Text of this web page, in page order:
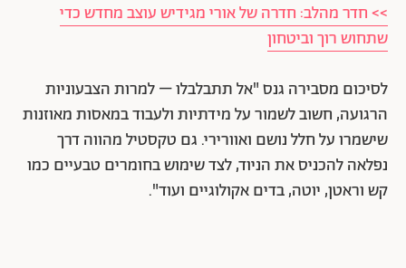
>> חדר מהלב: חדרה של אורי מגידיש עוצב מחדש כדי
שתחוש רוך וביטחון
לסיכום מסבירה גנס "אל תתבלבלו – למרות הצבעוניות
הרגועה, חשוב לשמור על מידתיות ולעבוד במאסות מאוזנות
שישמרו על חלל נושם ואוורירי. גם טקסטיל מהווה דרך
נפלאה להכניס את הניוד, לצד שימוש בחומרים טבעיים כמו
קש וראטן, יוטה, בדים אקולוגיים ועוד".